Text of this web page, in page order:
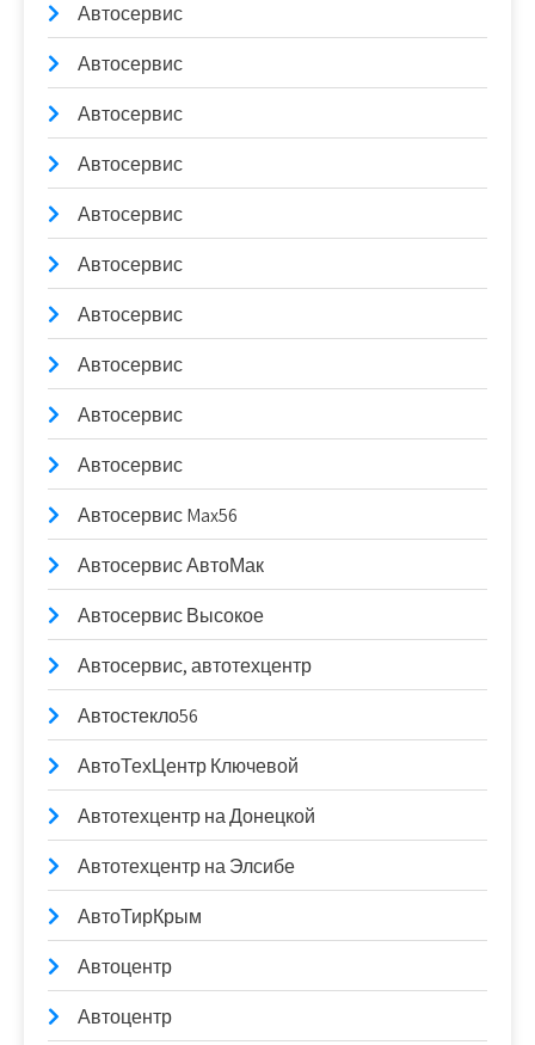
Автосервис
Автосервис
Автосервис
Автосервис
Автосервис
Автосервис
Автосервис
Автосервис
Автосервис
Автосервис
Автосервис Max56
Автосервис АвтоМак
Автосервис Высокое
Автосервис, автотехцентр
Автостекло56
АвтоТехЦентр Ключевой
Автотехцентр на Донецкой
Автотехцентр на Элсибе
АвтоТирКрым
Автоцентр
Автоцентр